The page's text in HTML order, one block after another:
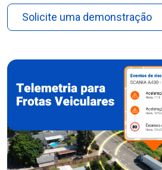
Solicite uma demonstração